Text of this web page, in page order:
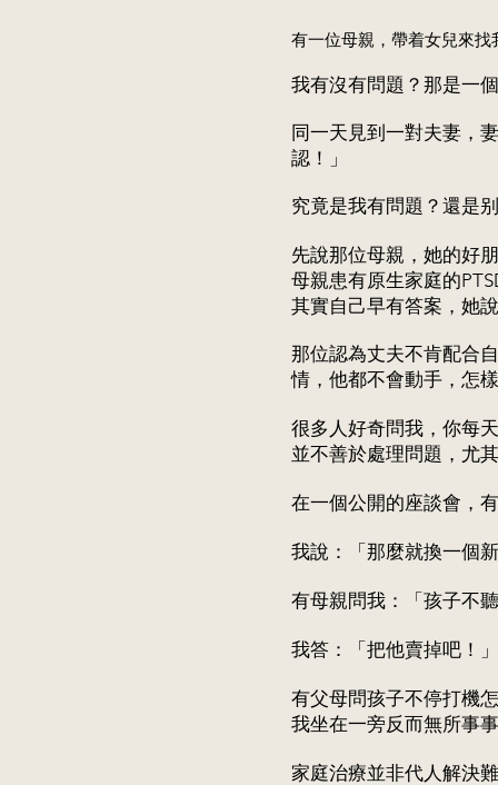
有一位母親，帶着女兒來
我有沒有問題？那是一
同一天見到一對夫妻，
認！」
究竟是我有問題？還是
先說那位母親，她的好
母親患有原生家庭的
其實自己早有答案，她
那位認為丈夫不肯配合
情，他都不會動手，怎
很多人好奇問我，你每
並不善於處理問題，尤
在一個公開的座談會，
我說：「那麼就換一個
有母親問我：「孩子不
我答：「把他賣掉吧！」
有父母問孩子不停打機
我坐在一旁反而無所事
家庭治療並非代人解決